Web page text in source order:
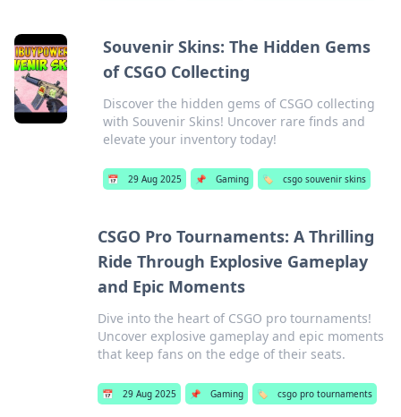
Souvenir Skins: The Hidden Gems
of CSGO Collecting
Discover the hidden gems of CSGO collecting
with Souvenir Skins! Uncover rare finds and
elevate your inventory today!
📅 29 Aug 2025 📌 Gaming 🏷️ csgo souvenir skins
CSGO Pro Tournaments: A Thrilling
Ride Through Explosive Gameplay
and Epic Moments
Dive into the heart of CSGO pro tournaments!
Uncover explosive gameplay and epic moments
that keep fans on the edge of their seats.
📅 29 Aug 2025 📌 Gaming 🏷️ csgo pro tournaments